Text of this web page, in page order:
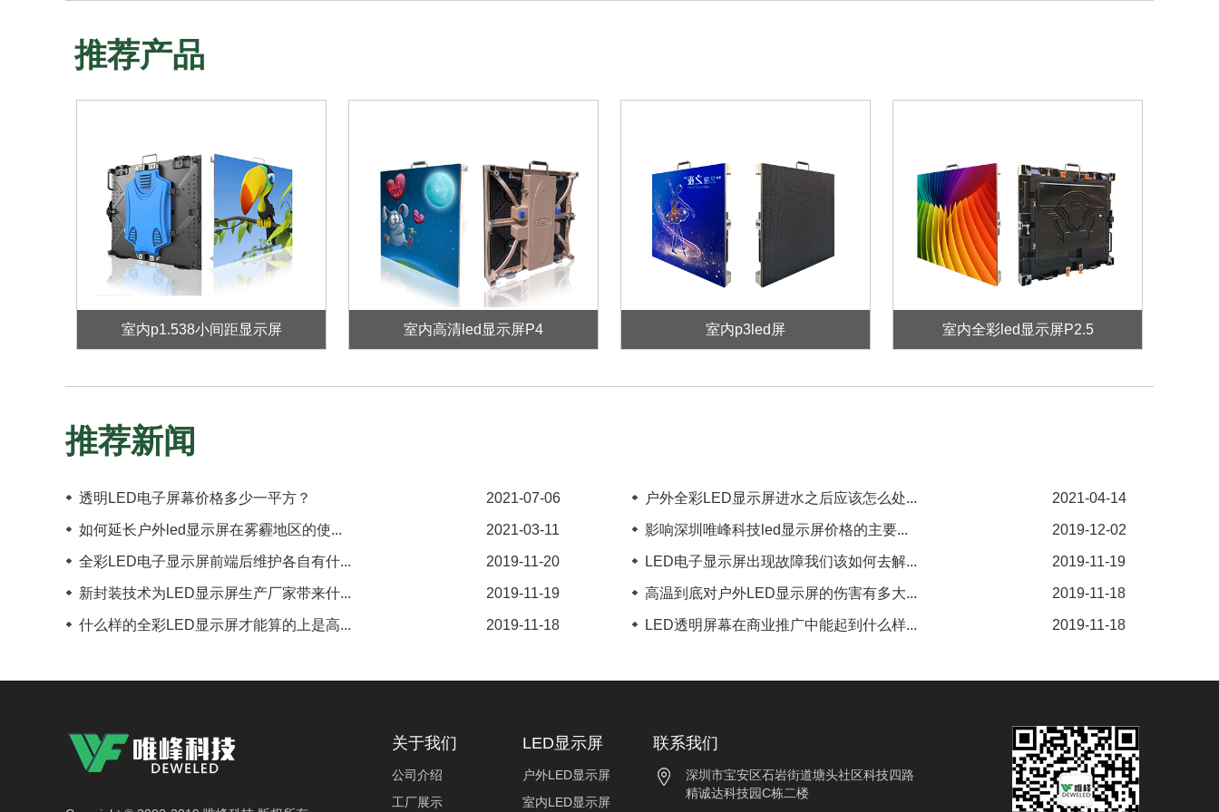
推荐产品
室内p1.538小间距显示屏 室内高清led显示屏P4 室内p3led屏 室内全彩led显示屏P2.5
推荐新闻
透明LED电子屏幕价格多少一平方？ 2021-07-06 户外全彩LED显示屏进水之后应该怎么处... 2021-04-14
如何延长户外led显示屏在雾霾地区的使... 2021-03-11 影响深圳唯峰科技led显示屏价格的主要... 2019-12-02
全彩LED电子显示屏前端后维护各自有什... 2019-11-20 LED电子显示屏出现故障我们该如何去解... 2019-11-19
新封装技术为LED显示屏生产厂家带来什... 2019-11-19 高温到底对户外LED显示屏的伤害有多大... 2019-11-18
什么样的全彩LED显示屏才能算的上是高... 2019-11-18 LED透明屏幕在商业推广中能起到什么样... 2019-11-18
关于我们
公司介绍
工厂展示
LED显示屏
户外LED显示屏
室内LED显示屏
联系我们
深圳市宝安区石岩街道塘头社区科技四路
精诚达科技园C栋二楼